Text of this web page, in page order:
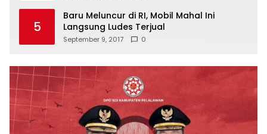
5
Baru Meluncur di RI, Mobil Mahal Ini
Langsung Ludes Terjual
September 9, 2017 0